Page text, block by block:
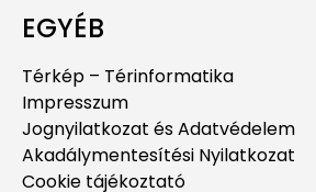
EGYÉB
Térkép – Térinformatika
Impresszum
Jognyilatkozat és Adatvédelem
Akadálymentesítési Nyilatkozat
Cookie tájékoztató